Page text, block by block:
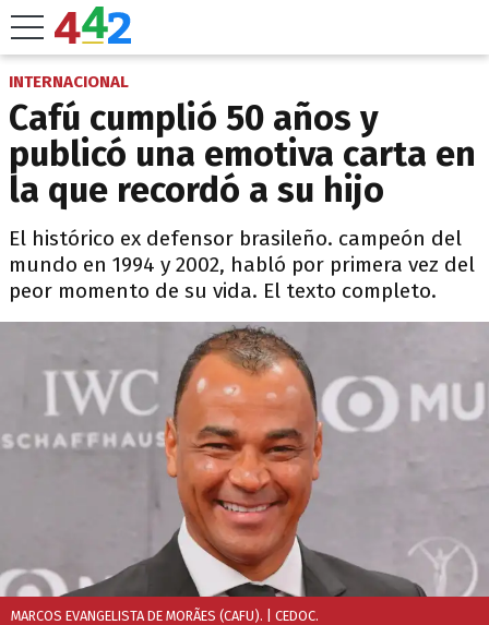
INTERNACIONAL
Cafú cumplió 50 años y
publicó una emotiva carta en
la que recordó a su hijo
El histórico ex defensor brasileño. campeón del
mundo en 1994 y 2002, habló por primera vez del
peor momento de su vida. El texto completo.
MARCOS EVANGELISTA DE MORÃES (CAFU). | CEDOC.